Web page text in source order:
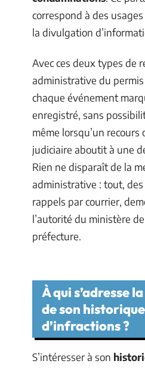
correspond à des
la divulgation
Avec ces deux types de
administrative du
chaque événement
enregistré, sans
même lorsqu’un recours
judiciaire aboutit à une
Rien ne disparaît de la
administrative : tout,
rappels par courrier,
l’autorité du ministère
préfecture.
À qui s’adresse
de son historique
d’infractions ?
S’intéresser à son